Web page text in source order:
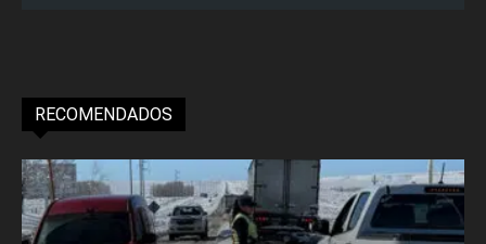
RECOMENDADOS